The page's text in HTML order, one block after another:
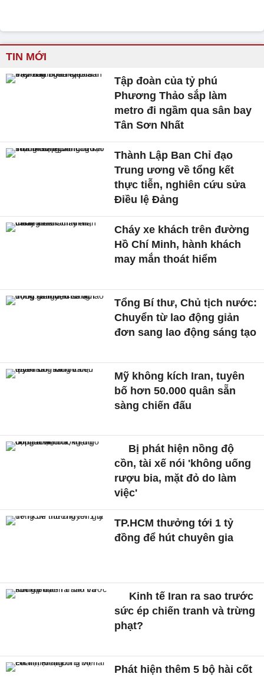
TIN MỚI
Tập đoàn của tỷ phú
Phương Thảo sắp làm
metro đi ngầm qua sân bay
Tân Sơn Nhất
Thành Lập Ban Chỉ đạo
Trung ương về tổng kết
thực tiễn, nghiên cứu sửa
Điều lệ Đảng
Cháy xe khách trên đường
Hồ Chí Minh, hành khách
may mắn thoát hiểm
Tổng Bí thư, Chủ tịch nước:
Chuyển từ lao động giản
đơn sang lao động sáng tạo
Mỹ không kích Iran, tuyên
bố hơn 50.000 quân sẵn
sàng chiến đấu
Bị phát hiện nồng độ
cồn, tài xế nói 'không uống
rượu bia, mặt đỏ do làm
việc'
TP.HCM thưởng tới 1 tỷ
đồng để hút chuyên gia
Kinh tế Iran ra sao trước
sức ép chiến tranh và trừng
phạt?
Phát hiện thêm 5 bộ hài cốt